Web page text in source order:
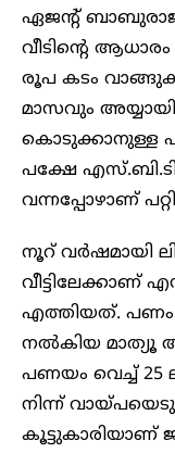
ഏജന്റ്
വീടിന്റെ
രൂപ കടം
മാസവും
കൊടുക്കാനുള്ള
പക്ഷേ
വന്നപ്പോഴാണ്
നൂറ് വർഷമായി
വീട്ടിലേക്കാണ്
എത്തിയത്. പണം
നൽകിയ മാത്യൂ
പണയം വെച്ച്
നിന്ന്
കൂട്ടുകാരിയാണ്